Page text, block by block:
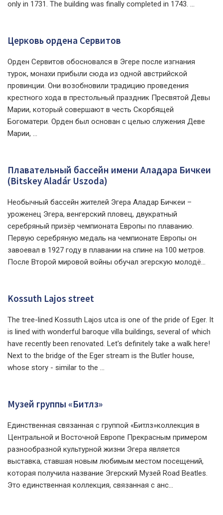
only in 1731. The building was finally completed in 1743. ...
Церковь ордена Сервитов
Орден Сервитов обосновался в Эгере после изгнания
турок, монахи прибыли сюда из одной австрийской
провинции. Они возобновили традицию проведения
крестного хода в престольный праздник Пресвятой Девы
Марии, который совершают в честь Скорбящей
Богоматери. Орден был основан с целью служения Деве
Марии, ...
Плавательный бассейн имени Аладара Бичкеи
(Bitskey Aladár Uszoda)
Необычный бассейн жителей Эгера Аладар Бичкеи –
уроженец Эгера, венгерский пловец, двукратный
серебряный призёр чемпионата Европы по плаванию.
Первую серебряную медаль на чемпионате Европы он
завоевал в 1927 году в плавании на спине на 100 метров.
После Второй мировой войны обучал эгерскую молодё...
Kossuth Lajos street
The tree-lined Kossuth Lajos utca is one of the pride of Eger. It
is lined with wonderful baroque villa buildings, several of which
have recently been renovated. Let's definitely take a walk here!
Next to the bridge of the Eger stream is the Butler house,
whose story - similar to the ...
Музей группы «Битлз»
Единственная связанная с группой «Битлз»коллекция в
Центральной и Восточной Европе Прекрасным примером
разнообразной культурной жизни Эгера является
выставка, ставшая новым любимым местом посещений,
которая получила название Эгерский Музей Road Beatles.
Это единственная коллекция, связанная с анс...